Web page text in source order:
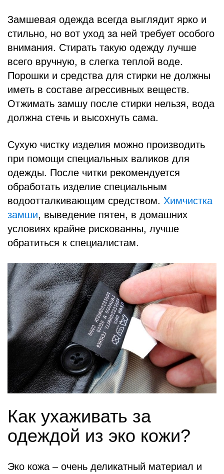
Замшевая одежда всегда выглядит ярко и
стильно, но вот уход за ней требует особого
внимания. Стирать такую одежду лучше
всего вручную, в слегка теплой воде.
Порошки и средства для стирки не должны
иметь в составе агрессивных веществ.
Отжимать замшу после стирки нельзя, вода
должна стечь и высохнуть сама.
Сухую чистку изделия можно производить
при помощи специальных валиков для
одежды. После читки рекомендуется
обработать изделие специальным
водоотталкивающим средством. Химчистка
замши, выведение пятен, в домашних
условиях крайне рискованны, лучше
обратиться к специалистам.
Как ухаживать за
одеждой из эко кожи?
Эко кожа – очень деликатный материал и